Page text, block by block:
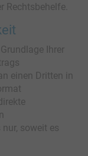
Rechtsbehelfe.
Ihrer
einen Dritten in
soweit es